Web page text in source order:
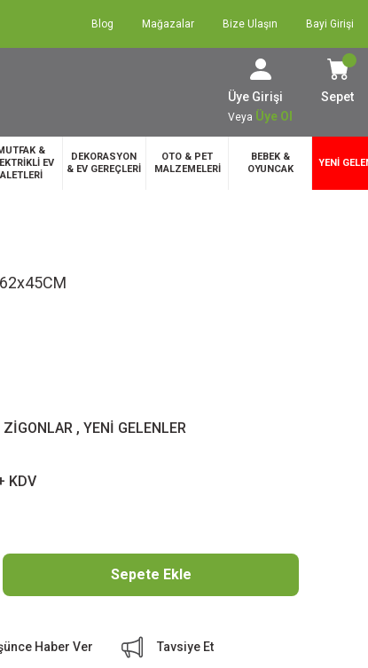
Blog Mağazalar Bize Ulaşın Bayi Girişi
Üye Girişi
Veya Üye Ol
Sepet
&
EV
ALETLERİ
DEKORASYON
& EV GEREÇLERİ
OTO & PET
MALZEMELERİ
BEBEK &
OYUNCAK
YENİ
ZİGONLAR , YENİ GELENLER
KDV
Sepete Ekle
Haber Ver Tavsiye Et